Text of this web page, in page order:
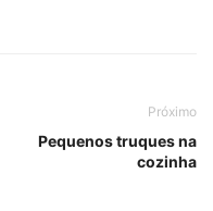
Próximo
Pequenos truques na
cozinha